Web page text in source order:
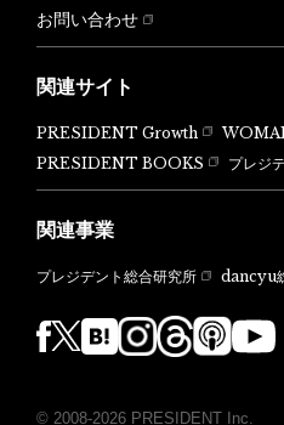
お問い合わせ
関連サイト
PRESIDENT Growth
PRESIDENT BOOKS
プレジ
関連事業
プレジデント総合研究所 dancyu
© 2008-2026 PRESIDENT Inc.